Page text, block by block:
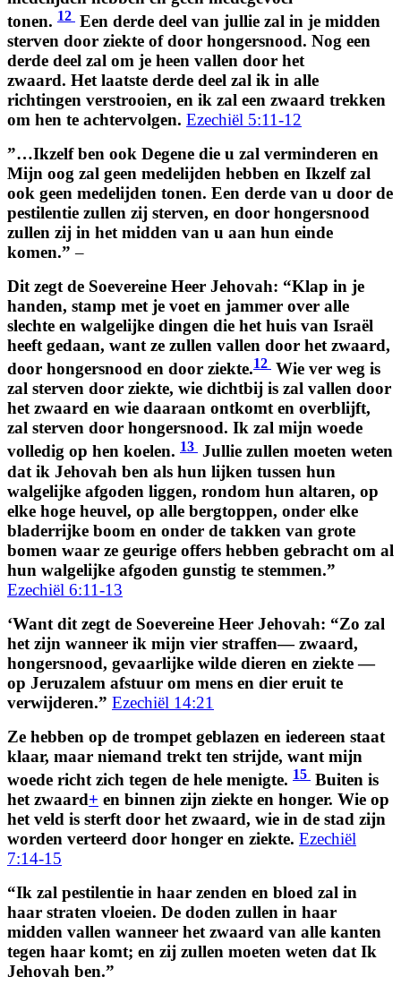
tonen. 12 Een derde deel van jullie zal in je midden
sterven door ziekte of door hongersnood. Nog een
derde deel zal om je heen vallen door het
zwaard. Het laatste derde deel zal ik in alle
richtingen verstrooien, en ik zal een zwaard trekken
om hen te achtervolgen. Ezechiël 5:11-12
”…Ikzelf ben ook Degene die u zal verminderen en
Mijn oog zal geen medelijden hebben en Ikzelf zal
ook geen medelijden tonen. Een derde van u door de
pestilentie zullen zij sterven, en door hongersnood
zullen zij in het midden van u aan hun einde
komen.” –
Dit zegt de Soevereine Heer Jehovah: “Klap in je
handen, stamp met je voet en jammer over alle
slechte en walgelijke dingen die het huis van Israël
heeft gedaan, want ze zullen vallen door het zwaard,
door hongersnood en door ziekte.12 Wie ver weg is
zal sterven door ziekte, wie dichtbij is zal vallen door
het zwaard en wie daaraan ontkomt en overblijft,
zal sterven door hongersnood. Ik zal mijn woede
volledig op hen koelen. 13 Jullie zullen moeten weten
dat ik Jehovah ben als hun lijken tussen hun
walgelijke afgoden liggen, rondom hun altaren, op
elke hoge heuvel, op alle bergtoppen, onder elke
bladerrijke boom en onder de takken van grote
bomen waar ze geurige offers hebben gebracht om al
hun walgelijke afgoden gunstig te stemmen.”
Ezechiël 6:11-13
‘Want dit zegt de Soevereine Heer Jehovah: “Zo zal
het zijn wanneer ik mijn vier straffen— zwaard,
hongersnood, gevaarlijke wilde dieren en ziekte —
op Jeruzalem afstuur om mens en dier eruit te
verwijderen.” Ezechiël 14:21
Ze hebben op de trompet geblazen en iedereen staat
klaar, maar niemand trekt ten strijde, want mijn
woede richt zich tegen de hele menigte. 15 Buiten is
het zwaard+ en binnen zijn ziekte en honger. Wie op
het veld is sterft door het zwaard, wie in de stad zijn
worden verteerd door honger en ziekte. Ezechiël
7:14-15
“Ik zal pestilentie in haar zenden en bloed zal in
haar straten vloeien. De doden zullen in haar
midden vallen wanneer het zwaard van alle kanten
tegen haar komt; en zij zullen moeten weten dat Ik
Jehovah ben.”